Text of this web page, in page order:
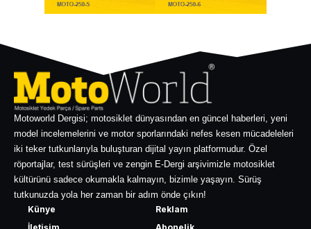
Motoworld Dergisi; motosiklet dünyasından en güncel haberleri, yeni
model incelemelerini ve motor sporlarındaki nefes kesen mücadeleleri
iki teker tutkunlarıyla buluşturan dijital yayın platformudur. Özel
röportajlar, test sürüşleri ve zengin E-Dergi arşivimizle motosiklet
kültürünü sadece okumakla kalmayın, bizimle yaşayın. Sürüş
tutkunuzda yola her zaman bir adım önde çıkın!
Künye
Reklam